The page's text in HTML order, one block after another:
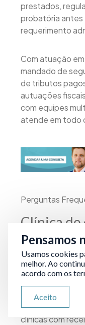
prestados,
probatória antes
requerimento
Com atuação
mandado de
de tributos
autuações
com equipes
atende em todo
Perguntas
Clínica de
Nacional
Lucro
a
Sim. A opção
início do ano-
clínicas com
Pensamos
Usamos cookies
melhor. Ao
acordo com os
Aceito